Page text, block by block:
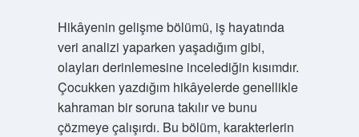
Hikâyenin gelişme bölümü, iş hayatında
veri analizi yaparken yaşadığım gibi,
olayları derinlemesine incelediğin kısımdır.
Çocukken yazdığım hikâyelerde genellikle
kahraman bir soruna takılır ve bunu
çözmeye çalışırdı. Bu bölüm, karakterlerin